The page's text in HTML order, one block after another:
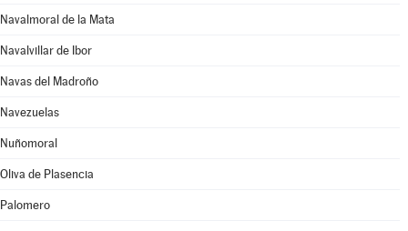
Navalmoral de la Mata
Navalvillar de Ibor
Navas del Madroño
Navezuelas
Nuñomoral
Oliva de Plasencia
Palomero